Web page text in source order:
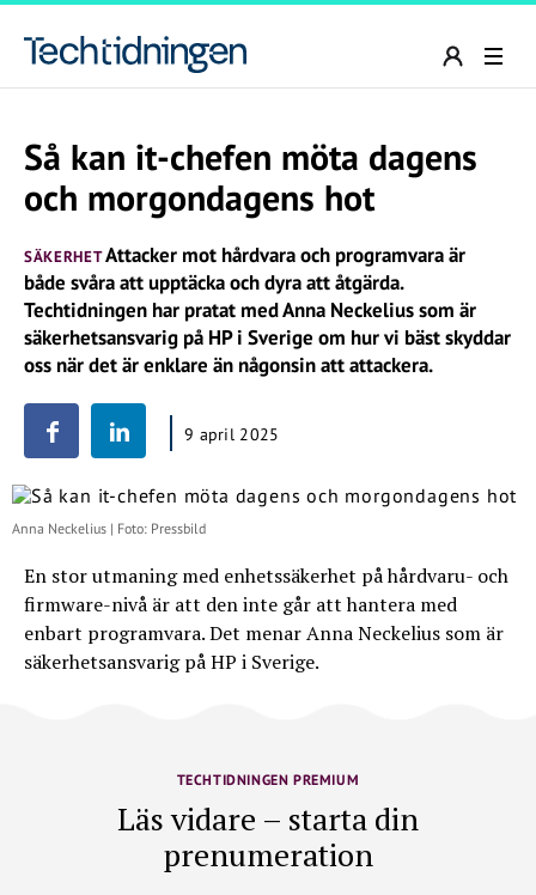
Så kan it-chefen möta dagens
och morgondagens hot
SÄKERHETAttacker mot hårdvara och programvara är
både svåra att upptäcka och dyra att åtgärda.
Techtidningen har pratat med Anna Neckelius som är
säkerhetsansvarig på HP i Sverige om hur vi bäst skyddar
oss när det är enklare än någonsin att attackera.
9 april 2025
Anna Neckelius | Foto: Pressbild
En stor utmaning med enhetssäkerhet på hårdvaru- och
firmware-nivå är att den inte går att hantera med
enbart programvara. Det menar Anna Neckelius som är
säkerhetsansvarig på HP i Sverige.
TECHTIDNINGEN PREMIUM
Läs vidare – starta din
prenumeration